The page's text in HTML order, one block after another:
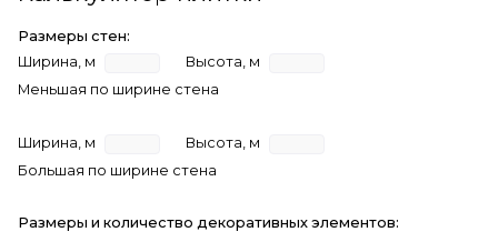
Размеры стен:
Ширина, м
Высота, м
Меньшая по ширине стена
Ширина, м
Высота, м
Большая по ширине стена
Размеры и количество декоративных элементов: